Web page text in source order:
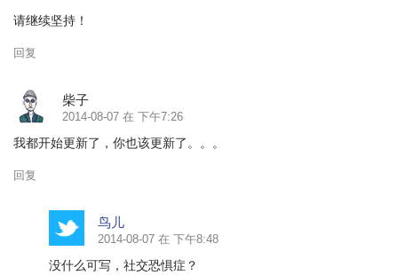
请继续坚持！
回复
柴子
2014-08-07 在 下午7:26
我都开始更新了，你也该更新了。。。
回复
鸟儿
2014-08-07 在 下午8:48
没什么可写，社交恐惧症？